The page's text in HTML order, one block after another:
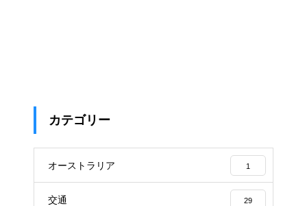
カテゴリー
オーストラリア 1
交通 29